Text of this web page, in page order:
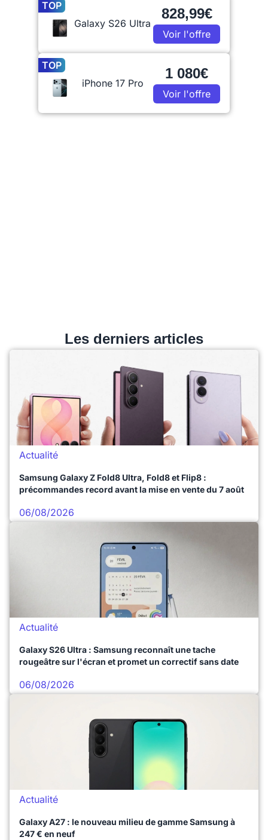
TOP
Galaxy S26 Ultra
828,99€
Voir l'offre
TOP
iPhone 17 Pro
1 080€
Voir l'offre
Les derniers articles
Actualité
Samsung Galaxy Z Fold8 Ultra, Fold8 et Flip8 :
précommandes record avant la mise en vente du 7 août
06/08/2026
Actualité
Galaxy S26 Ultra : Samsung reconnaît une tache
rougeâtre sur l'écran et promet un correctif sans date
06/08/2026
Actualité
Galaxy A27 : le nouveau milieu de gamme Samsung à
247 € en neuf